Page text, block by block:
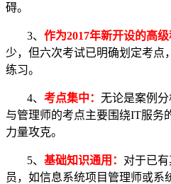
碍。
3、 作为2017年新开设的高级
少，但六次考试已明确划定考点
练习。
4、 考点集中： 无论是案例
与管理师的考点主要围绕IT服务
力量攻克。
5、 基础知识通用 ： 对于已
员，如信息系统项目管理师或系